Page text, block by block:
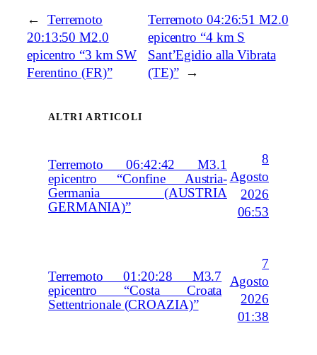
←
Terremoto
20:13:50 M2.0
epicentro “3 km SW
Ferentino (FR)”
Terremoto 04:26:51 M2.0
epicentro “4 km S
Sant’Egidio alla Vibrata
(TE)”
→
ALTRI ARTICOLI
Terremoto 06:42:42 M3.1
epicentro “Confine Austria-
Germania (AUSTRIA
GERMANIA)”
8
Agosto
2026
06:53
Terremoto 01:20:28 M3.7
epicentro “Costa Croata
Settentrionale (CROAZIA)”
7
Agosto
2026
01:38